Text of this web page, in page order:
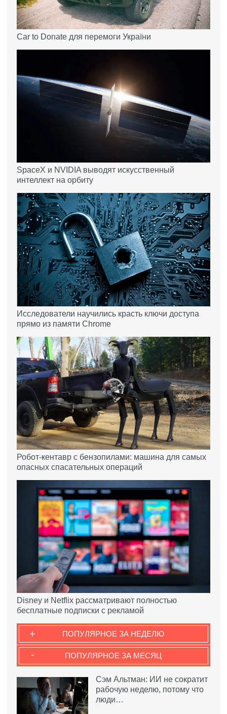
Car to Donate для перемоги України
SpaceX и NVIDIA выводят искусственный
интеллект на орбиту
Исследователи научились красть ключи доступа
прямо из памяти Chrome
Робот-кентавр с бензопилами: машина для самых
опасных спасательных операций
Disney и Netflix рассматривают полностью
бесплатные подписки с рекламой
ПОПУЛЯРНОЕ ЗА НЕДЕЛЮ
+
ПОПУЛЯРНОЕ ЗА МЕСЯЦ
-
Сэм Альтман: ИИ не сократит
рабочую неделю, потому что
люди…